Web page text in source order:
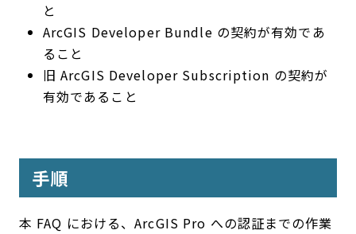
と
ArcGIS Developer Bundle の契約が有効であ
ること
旧 ArcGIS Developer Subscription の契約が
有効であること
手順
本 FAQ における、ArcGIS Pro への認証までの作業